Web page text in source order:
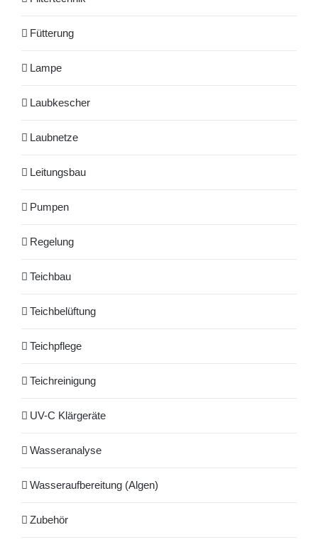
Fütterung
Lampe
Laubkescher
Laubnetze
Leitungsbau
Pumpen
Regelung
Teichbau
Teichbelüftung
Teichpflege
Teichreinigung
UV-C Klärgeräte
Wasseranalyse
Wasseraufbereitung (Algen)
Zubehör